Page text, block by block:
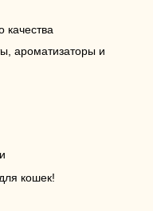
качества
ароматизаторы и
кошек!